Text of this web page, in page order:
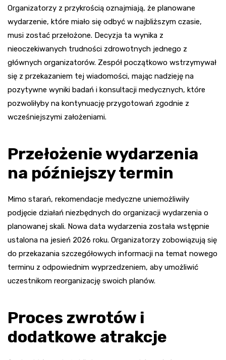
Organizatorzy z przykrością oznajmiają, że planowane
wydarzenie, które miało się odbyć w najbliższym czasie,
musi zostać przełożone. Decyzja ta wynika z
nieoczekiwanych trudności zdrowotnych jednego z
głównych organizatorów. Zespół początkowo wstrzymywał
się z przekazaniem tej wiadomości, mając nadzieję na
pozytywne wyniki badań i konsultacji medycznych, które
pozwoliłyby na kontynuację przygotowań zgodnie z
wcześniejszymi założeniami.
Przełożenie wydarzenia
na późniejszy termin
Mimo starań, rekomendacje medyczne uniemożliwiły
podjęcie działań niezbędnych do organizacji wydarzenia o
planowanej skali. Nowa data wydarzenia została wstępnie
ustalona na jesień 2026 roku. Organizatorzy zobowiązują się
do przekazania szczegółowych informacji na temat nowego
terminu z odpowiednim wyprzedzeniem, aby umożliwić
uczestnikom reorganizację swoich planów.
Proces zwrotów i
dodatkowe atrakcje